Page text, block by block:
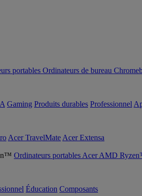
portables Ordinateurs de bureau
Gaming Produits durables Professionnel
Acer TravelMate Acer Extensa
Ordinateurs portables Acer AMD
Éducation Composants